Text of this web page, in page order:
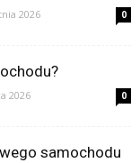
2026 0
2026 0
samochodu